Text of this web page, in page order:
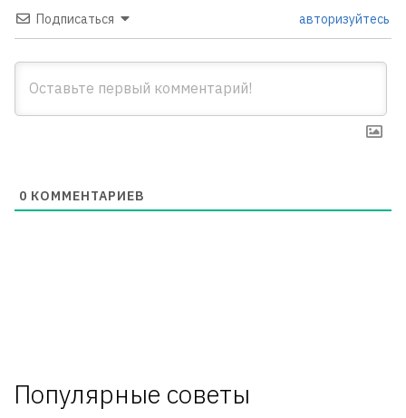
Подписаться авторизуйтесь
0 КОММЕНТАРИЕВ
Популярные советы